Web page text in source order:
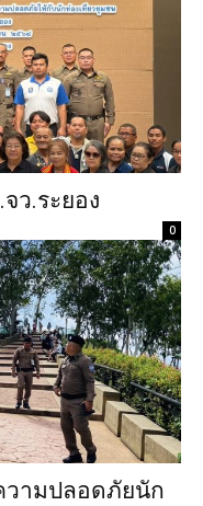
ว.ระยอง
0
วามปลอดภัยนัก